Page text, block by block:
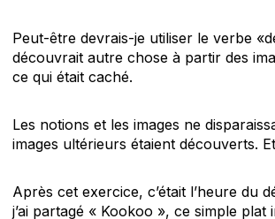
Peut-être devrais-je utiliser le verbe
découvrait autre chose à partir des
ce qui était caché.
Les notions et les images ne
images ultérieurs étaient découverts.
Après cet exercice, c’était l’heure du
j’ai partagé « Kookoo », ce simple